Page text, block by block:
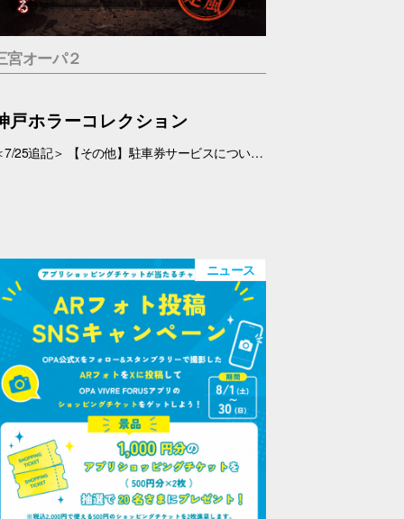
宮オーパ２
戸ホラーコレクション
＜7/25追記＞ 【その他】駐車券サービスについて、 対象外となっておりましたが、7/26(日)より、対象とさせていただきます。 ＜7/19追記＞ お化け屋敷の制作・プロデュース#エスプランニング が手掛ける本格お化け屋敷。 このお化け屋敷の主人公はあなたです。足を踏み入れてはいけない村に迷い込んだあなたの運命は…繋がる４つのストーリー 1.ルーム型「タブー」 友達を探している最中に、見つけた村を訪れたあなたの運命は…歩き回らないルーム型お化け屋敷です。狭い部屋内で繰り広げられる数々の恐怖体験… 2.暗闇型「ダークネス」 逃げた場所は、何も見えない闇… だが確実にあの化け物は私を追ってきている。手の感触を頼りに暗闇の中を進んで行く。暗闇に潜む化け物とは… 3.ウォークスルー型「ヴィレッジ」 暗闇を抜けてもまだ家の中だった…この家から外に出ろ！歩いて回る王道のお化け屋敷。とにかく前へ進み続けるしかない。 4.サウンド型「ドールズ」 私はあの化け物に見つからないように隠れた。私を探しているのは、あの化け物だけではない。ヘッドフォンだけで聞く恐怖。 【日程】 7/11(土)・7/12(日)、7/18(土)～9/23(水・祝) 【時間】 11:00～20:00(最終受付 19:30) 【場所】 5F 特設会場 【料金】 １.タブー 税込1,200円 ２.ダークネス 税込1,200円 ３.ヴィレッジ 税込1,500円 ４.ドールズ 税込1,200円 １～４セット券 税込4,500円 【その他】 ・入場券は会場のみでの販売となります。 ・お支払いは現金・PayPay（但しPayPayは7/18以降対応可能見込み） ・6才未満のお子さま、妊婦の方、アルコールを摂取されてる方は入場はご遠慮下さい。 ・駐車券サービスは対象外とさせていただきます。➡※7/26(日)より、対象となりました。
ニュース